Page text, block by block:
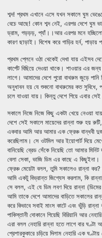
শব্দ! প্রথম এখানে এসে যখন সকালে ঘুম
বেচে আছে! কোন শব্দ নেই, এরপর দেশে ঘুম
ড্রাম, গড়ড়ড়, প্যাঁ।।আর এরপর মনে
কারণ ছাড়াই। বিশেষ করে গাড়ির হর্ন,
প্রথম প্লেনে ওঠা থেকেই দেখা যায় এইসব
কার্পেট বিছিয়ে দেওয়া থাকে। শাওয়ার এর জন্য
লাগে। আমাদের দেশে পুরো বাথরুম জুড়ে
অনুধাবন হয় যে শুকনো বাথরুমের কত সুবিধে,
চলে যাওয়া যায়। কিন্তু দেশে গিয়ে এবার
সকালে নিজে নিজে কিছু একটা খেয়ে নেওয়া
দেশে সেই সকালে মায়েদের রান্না শুরু হয়
একবার আমি আর আমার এক ফ্রেঞ্চ বান্ধবী
করেছিলাম। সে ওটমিল আর ইয়োগার্ট দিয়ে
বানিয়েছি ব্রেড সেঁকে নিয়েছি তো আমার
বেলা সেকা, ভাজি ডিম এর কাছে এ কিছুইনা।
ফ্রেঞ্চ মেয়েটা বলল, তুমি সকালেও রান্না
আমি একটু বিভ্রান্ত জিগ্যেস করলাম, কি
সে বলল, এই যে ডিম লবণ দিয়ে রান্না
আমি তাকে দেশে আমাদের বাড়িতে সকালের
করে কিভাবে সবাই মাংস কাটে এবং ভুঁড়ি
পাকিস্তানী দোকানে গিয়েছি বিরিয়ানি আর
এরা বলল নেহারি রান্না হতে লাগে বার
প্রেশারকুকারে চড়িয়ে দিলাম নেহারি এক